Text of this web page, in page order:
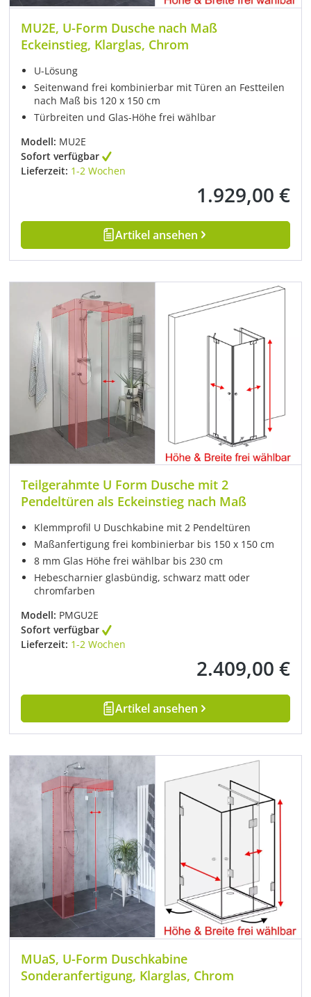
MU2E, U-Form Dusche nach Maß
Eckeinstieg, Klarglas, Chrom
U-Lösung
Seitenwand frei kombinierbar mit Türen an Festteilen
nach Maß bis 120 x 150 cm
Türbreiten und Glas-Höhe frei wählbar
Modell: MU2E
Sofort verfügbar
Lieferzeit: 1-2 Wochen
Regulärer Preis:
1.929,00 €
Artikel ansehen
Teilgerahmte U Form Dusche mit 2
Pendeltüren als Eckeinstieg nach Maß
Klemmprofil U Duschkabine mit 2 Pendeltüren
Maßanfertigung frei kombinierbar bis 150 x 150 cm
8 mm Glas Höhe frei wählbar bis 230 cm
Hebescharnier glasbündig, schwarz matt oder
chromfarben
Modell: PMGU2E
Sofort verfügbar
Lieferzeit: 1-2 Wochen
Regulärer Preis:
2.409,00 €
Artikel ansehen
MUaS, U-Form Duschkabine
Sonderanfertigung, Klarglas, Chrom